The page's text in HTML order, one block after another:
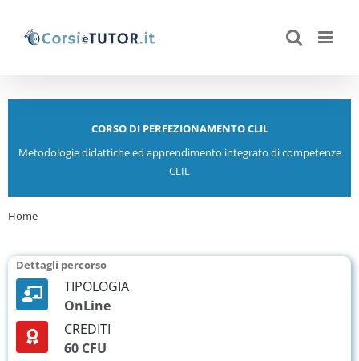
CORSO DI PERFEZIONAMENTO CLIL
Metodologie didattiche ed apprendimento integrato di competenze
CLIL
Home
Dettagli percorso
TIPOLOGIA
OnLine
CREDITI
60 CFU